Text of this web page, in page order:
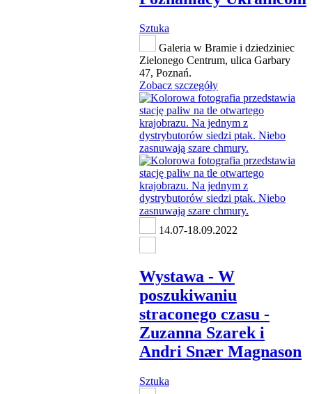
Sztuka
Galeria w Bramie i dziedziniec
Zielonego Centrum, ulica Garbary
47, Poznań.
Zobacz szczegóły
14.07-18.09.2022
Wystawa - W
poszukiwaniu
straconego czasu -
Zuzanna Szarek i
Andri Snær Magnason
Sztuka